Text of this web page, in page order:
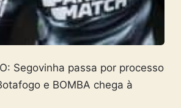
Segovinha passa por processo
e BOMBA chega à